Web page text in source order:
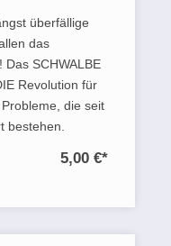
überfällige
das
SCHWALBE
Revolution für
die seit
bestehen.
5,00 €*